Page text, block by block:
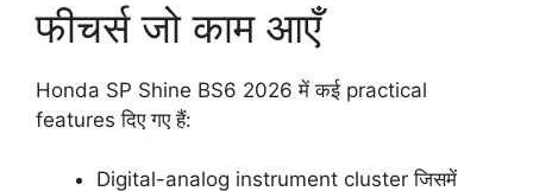
फीचर्स जो काम आएँ
Honda SP Shine BS6 2026 में कई practical
features दिए गए हैं:
Digital-analog instrument cluster जिसमें